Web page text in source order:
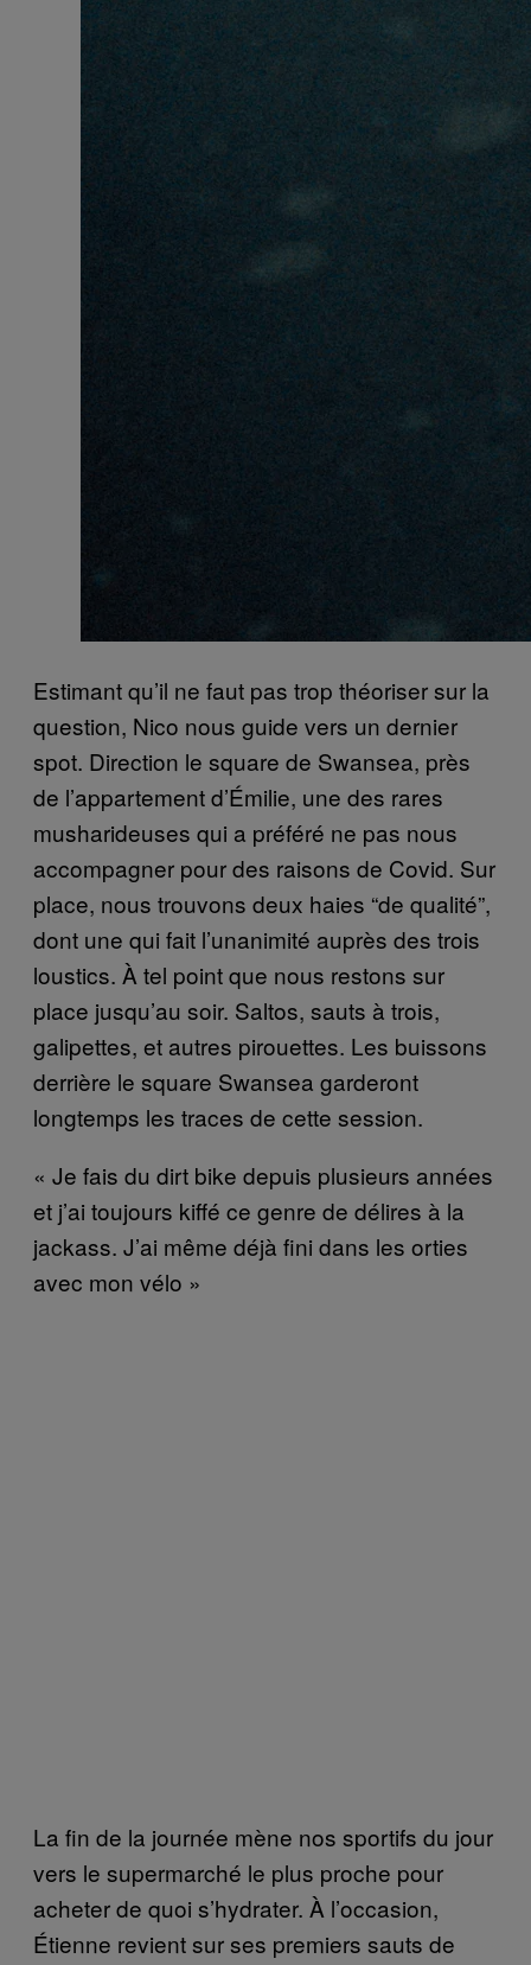
Estimant qu’il ne faut pas trop théoriser sur la
question, Nico nous guide vers un dernier
spot. Direction le square de Swansea, près
de l’appartement d’Émilie, une des rares
musharideuses qui a préféré ne pas nous
accompagner pour des raisons de Covid. Sur
place, nous trouvons deux haies “de qualité”,
dont une qui fait l’unanimité auprès des trois
loustics. À tel point que nous restons sur
place jusqu’au soir. Saltos, sauts à trois,
galipettes, et autres pirouettes. Les buissons
derrière le square Swansea garderont
longtemps les traces de cette session.
« Je fais du dirt bike depuis plusieurs années
et j’ai toujours kiffé ce genre de délires à la
jackass. J’ai même déjà fini dans les orties
avec mon vélo »
La fin de la journée mène nos sportifs du jour
vers le supermarché le plus proche pour
acheter de quoi s’hydrater. À l’occasion,
Étienne revient sur ses premiers sauts de